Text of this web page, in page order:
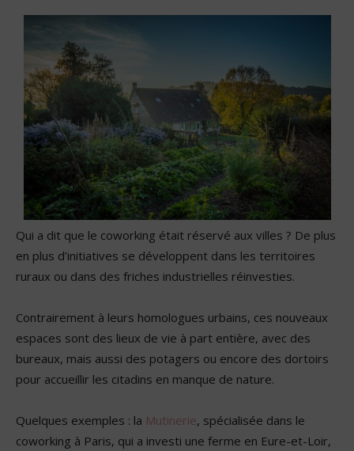
Qui a dit que le coworking était réservé aux villes ? De plus
en plus d’initiatives se développent dans les territoires
ruraux ou dans des friches industrielles réinvesties.
Contrairement à leurs homologues urbains, ces nouveaux
espaces sont des lieux de vie à part entière, avec des
bureaux, mais aussi des potagers ou encore des dortoirs
pour accueillir les citadins en manque de nature.
Quelques exemples : la Mutinerie, spécialisée dans le
coworking à Paris, qui a investi une ferme en Eure-et-Loir,